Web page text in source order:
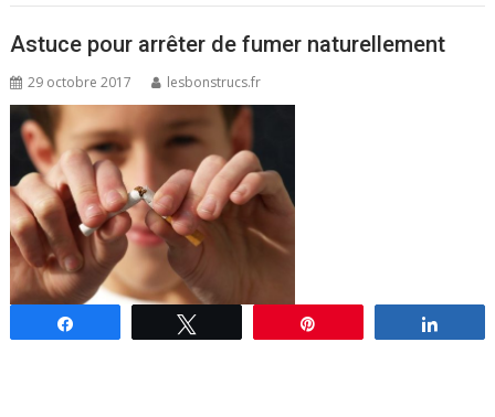
Astuce pour arrêter de fumer naturellement
29 octobre 2017 lesbonstrucs.fr